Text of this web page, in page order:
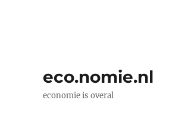
eco.nomie.nl
economie is overal